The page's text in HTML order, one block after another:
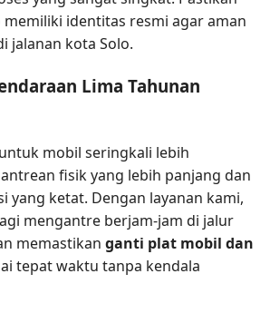
identitas resmi agar aman
jalanan kota Solo.
Lima Tahunan
mobil seringkali lebih
fisik yang lebih panjang dan
yang ketat. Dengan layanan kami,
mengantre berjam-jam di jalur
memastikan ganti plat mobil dan
tepat waktu tanpa kendala